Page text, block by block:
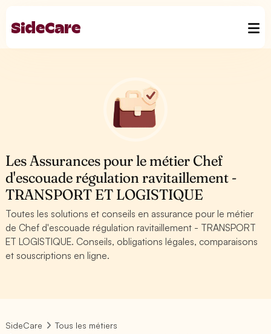
Les Assurances pour le métier Chef
d'escouade régulation ravitaillement -
TRANSPORT ET LOGISTIQUE
Toutes les solutions et conseils en assurance pour le métier
de Chef d'escouade régulation ravitaillement - TRANSPORT
ET LOGISTIQUE. Conseils, obligations légales, comparaisons
et souscriptions en ligne.
SideCare
Tous les métiers